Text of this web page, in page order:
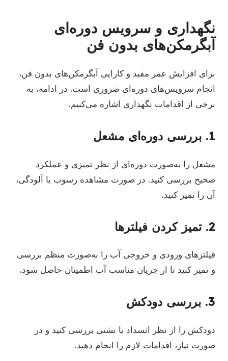
نگهداری و سرویس دوره‌ای
آبگرمکن‌های بدون فن
برای افزایش عمر مفید و کارایی آبگرمکن‌های بدون فن،
انجام سرویس‌های دوره‌ای ضروری است. در ادامه، به
برخی از اقدامات نگهداری اشاره می‌کنیم.
1. بررسی دوره‌ای مشعل
مشعل را به‌صورت دوره‌ای از نظر تمیزی و عملکرد
صحیح بررسی کنید. در صورت مشاهده رسوب یا آلودگی،
آن را تمیز کنید.
2. تمیز کردن فیلترها
فیلترهای ورودی و خروجی آب را به‌صورت منظم بررسی
و تمیز کنید تا از جریان مناسب آب اطمینان حاصل شود.
3. بررسی دودکش
دودکش را از نظر انسداد یا نشتی بررسی کنید و در
صورت نیاز، اقدامات لازم را انجام دهید.